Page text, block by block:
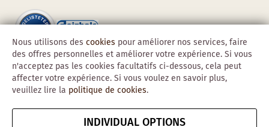
Copyright © 2026 Obadis GmbH
Nous utilisons des cookies pour améliorer nos services, faire
des offres personnelles et améliorer votre expérience. Si vous
n'acceptez pas les cookies facultatifs ci-dessous, cela peut
affecter votre expérience. Si vous voulez en savoir plus,
veuillez lire la politique de cookies.
INDIVIDUAL OPTIONS